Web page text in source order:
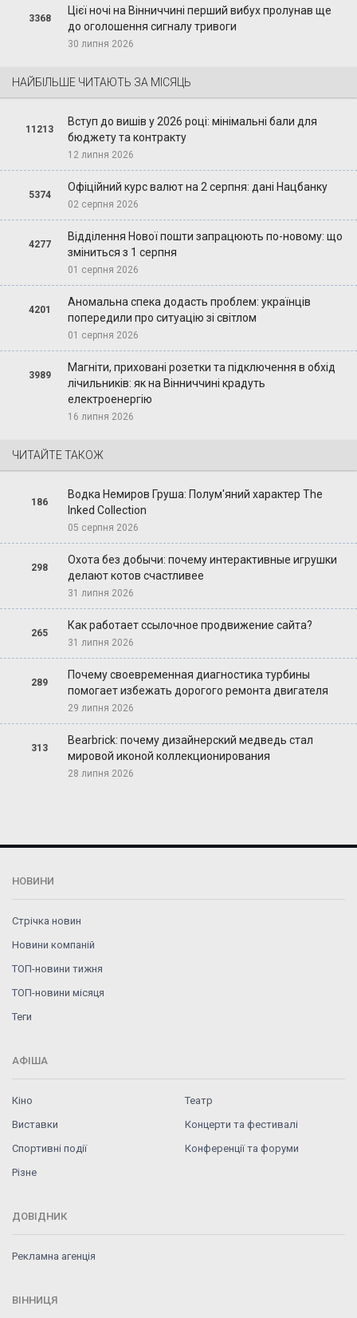
3368
Цієї ночі на Вінниччині перший вибух пролунав ще
до оголошення сигналу тривоги
30 липня 2026
НАЙБІЛЬШЕ ЧИТАЮТЬ ЗА МІСЯЦЬ
11213
Вступ до вишів у 2026 році: мінімальні бали для
бюджету та контракту
12 липня 2026
5374
Офіційний курс валют на 2 серпня: дані Нацбанку
02 серпня 2026
4277
Відділення Нової пошти запрацюють по-новому: що
зміниться з 1 серпня
01 серпня 2026
4201
Аномальна спека додасть проблем: українців
попередили про ситуацію зі світлом
01 серпня 2026
3989
Магніти, приховані розетки та підключення в обхід
лічильників: як на Вінниччині крадуть
електроенергію
16 липня 2026
ЧИТАЙТЕ ТАКОЖ
186
Водка Немиров Груша: Полум'яний характер The
Inked Collection
05 серпня 2026
298
Охота без добычи: почему интерактивные игрушки
делают котов счастливее
31 липня 2026
265
Как работает ссылочное продвижение сайта?
31 липня 2026
289
Почему своевременная диагностика турбины
помогает избежать дорогого ремонта двигателя
29 липня 2026
313
Bearbrick: почему дизайнерский медведь стал
мировой иконой коллекционирования
28 липня 2026
НОВИНИ
Стрічка новин
Новини компаній
ТОП-новини тижня
ТОП-новини місяця
Теги
АФІША
Кіно
Театр
Виставки
Концерти та фестивалі
Спортивні події
Конференції та форуми
Різне
ДОВІДНИК
Рекламна агенція
ВІННИЦЯ